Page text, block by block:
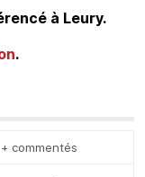
à Leury.
.
+ commentés